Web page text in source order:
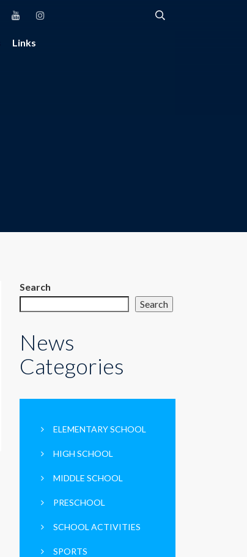
Links
Search
Search
News
Categories
ELEMENTARY SCHOOL
HIGH SCHOOL
MIDDLE SCHOOL
PRESCHOOL
SCHOOL ACTIVITIES
SPORTS